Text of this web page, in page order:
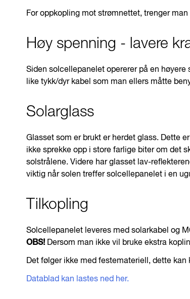
For oppkopling mot strømnettet, trenger
Høy spenning - lavere
Siden solcellepanelet opererer på en
like tykk/dyr kabel som man ellers måtte
Solarglass
Glasset som er brukt er herdet glass. Dette
ikke sprekke opp i store farlige biter om det
solstrålene. Videre har glasset lav-
viktig når solen treffer solcellepanelet i en
Tilkopling
Solcellepanelet leveres med solarkabel og
OBS! Dersom man ikke vil bruke ekstra
Det følger ikke med festemateriell, dette kan
Datablad kan lastes ned her.